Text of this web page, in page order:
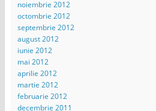
noiembrie 2012
octombrie 2012
septembrie 2012
august 2012
iunie 2012
mai 2012
aprilie 2012
martie 2012
februarie 2012
decembrie 2011